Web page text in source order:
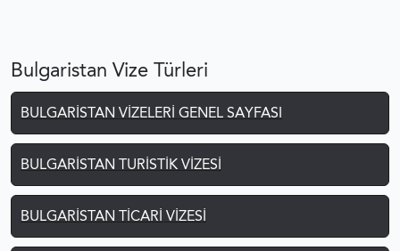
Bulgaristan Vize Türleri
BULGARISTAN VIZELERI GENEL SAYFASI
BULGARISTAN TURISTIK VIZESI
BULGARISTAN TICARI VIZESI